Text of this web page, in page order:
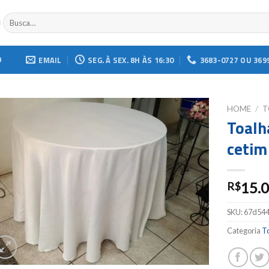
Buscar
por:
EMAIL SEG. À SEX. 8H ÀS 16:30 3683-0727 OU
Add to
wishlist
HOME /
R$
SKU:
Categoria